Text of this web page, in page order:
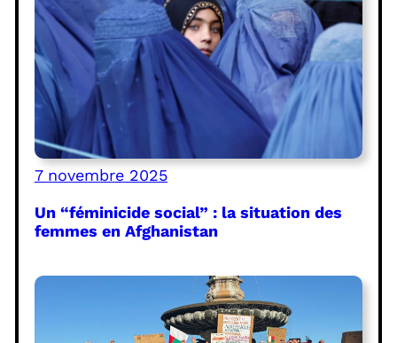
7 novembre 2025
Un “féminicide social” : la situation des
femmes en Afghanistan